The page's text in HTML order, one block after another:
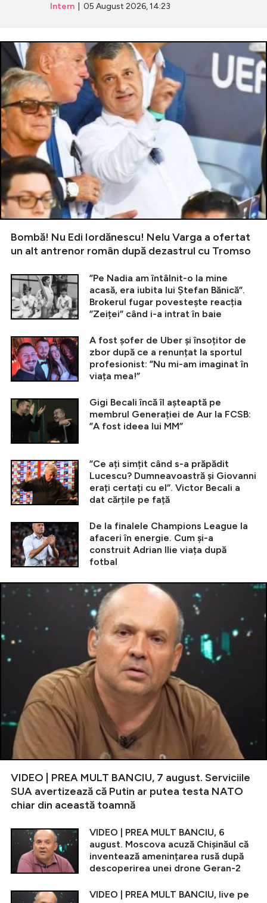
Intern | 05 August 2026, 14:23
Bombă! Nu Edi Iordănescu! Nelu Varga a ofertat
un alt antrenor român după dezastrul cu Tromso
”Pe Nadia am întâlnit-o la mine
acasă, era iubita lui Ștefan Bănică”.
Brokerul fugar povestește reacția
”Zeiței” când i-a intrat în baie
A fost șofer de Uber și însoțitor de
zbor după ce a renunțat la sportul
profesionist: ”Nu mi-am imaginat în
viața mea!”
Gigi Becali încă îl așteaptă pe
membrul Generației de Aur la FCSB:
”A fost ideea lui MM”
”Ce ați simțit când s-a prăpădit
Lucescu? Dumneavoastră și Giovanni
erați certați cu el”. Victor Becali a
dat cărțile pe față
De la finalele Champions League la
afaceri în energie. Cum și-a
construit Adrian Ilie viața după
fotbal
VIDEO | PREA MULT BANCIU, 7 august. Serviciile
SUA avertizează că Putin ar putea testa NATO
chiar din această toamnă
VIDEO | PREA MULT BANCIU, 6
august. Moscova acuză Chișinăul că
inventează amenințarea rusă după
descoperirea unei drone Geran-2
VIDEO | PREA MULT BANCIU, live pe